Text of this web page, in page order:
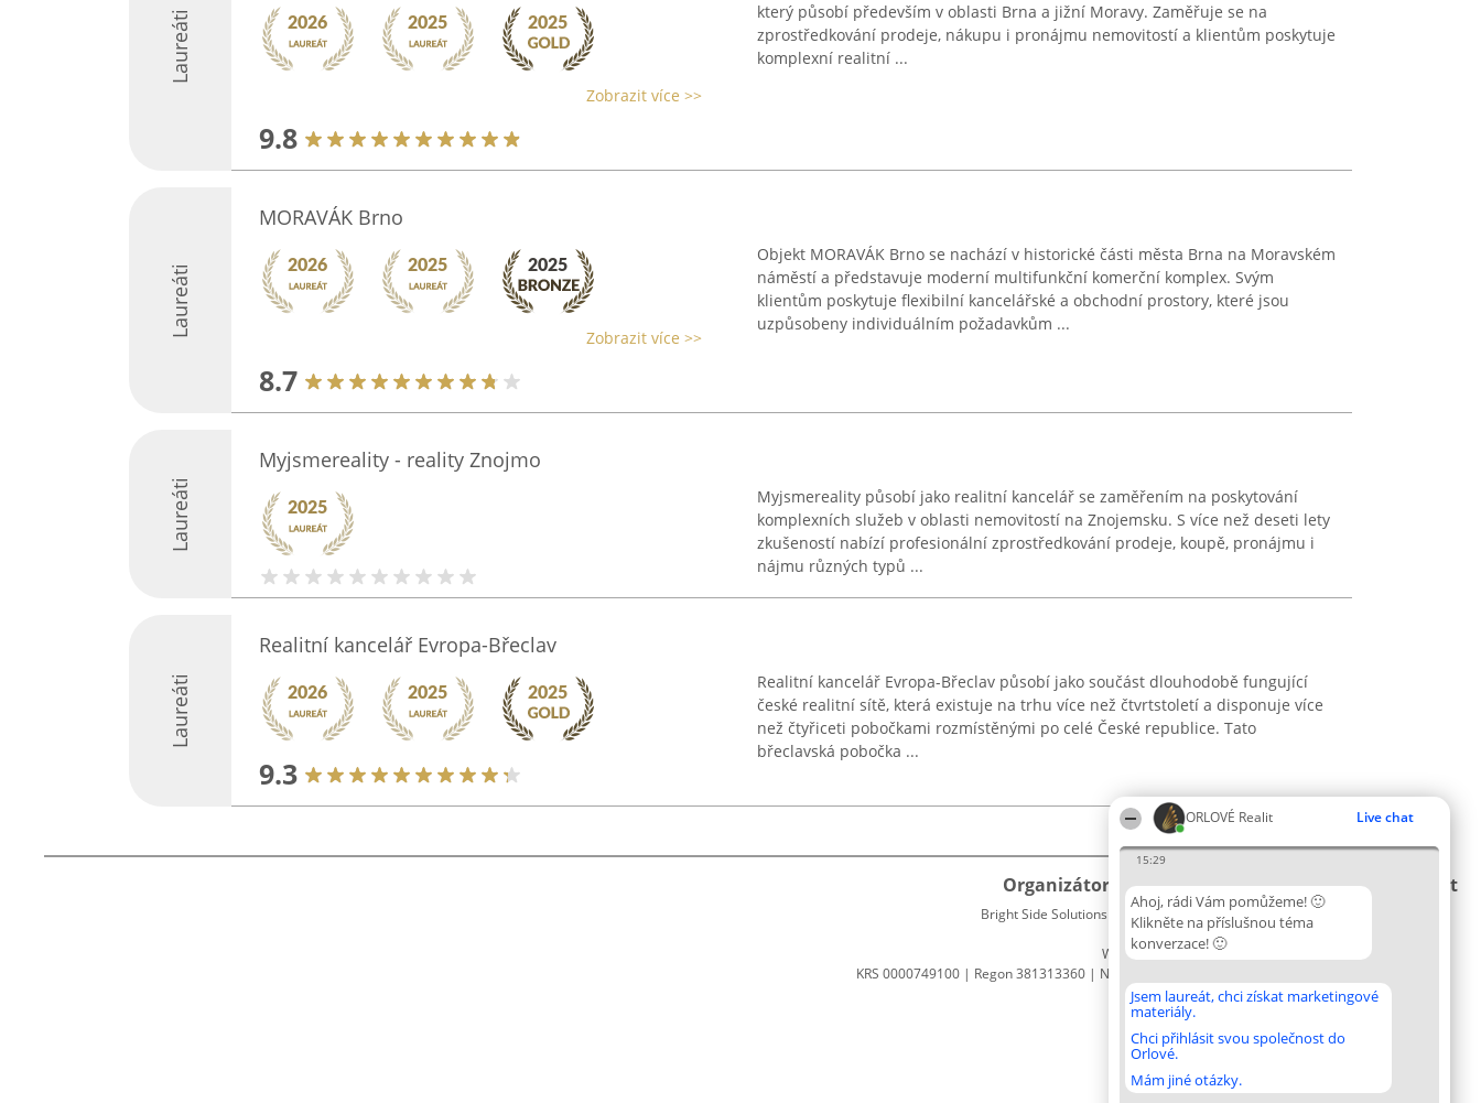
ORLOVÉ Realit Live chat
15:29
Ahoj, rádi Vám pomůžeme! 🙂
Klikněte na příslušnou téma
konverzace! 🙂
Jsem laureát, chci získat marketingové
materiály.
Chci přihlásit svou společnost do
Orlové.
Mám jiné otázky.
Laureáti
Zobrazit více >>
9.8
který působí především v oblasti Brna a jižní Moravy. Zaměřuje se na
zprostředkování prodeje, nákupu i pronájmu nemovitostí a klientům poskytuje
komplexní realitní ...
Laureáti
MORAVÁK Brno
Zobrazit více >>
8.7
Objekt MORAVÁK Brno se nachází v historické části města Brna na Moravském
náměstí a představuje moderní multifunkční komerční komplex. Svým
klientům poskytuje flexibilní kancelářské a obchodní prostory, které jsou
uzpůsobeny individuálním požadavkům ...
Laureáti
Myjsmereality - reality Znojmo
Myjsmereality působí jako realitní kancelář se zaměřením na poskytování
komplexních služeb v oblasti nemovitostí na Znojemsku. S více než deseti lety
zkušeností nabízí profesionální zprostředkování prodeje, koupě, pronájmu i
nájmu různých typů ...
Laureáti
Realitní kancelář Evropa-Břeclav
9.3
Realitní kancelář Evropa-Břeclav působí jako součást dlouhodobě fungující
české realitní sítě, která existuje na trhu více než čtvrtstoletí a disponuje více
než čtyřiceti pobočkami rozmístěnými po celé České republice. Tato
břeclavská pobočka ...
Organizátor hlasování
Bright Side Solutions sp. z o. o. sp. k.
ul. Ruska 22
Wrocław 50-079
KRS 0000749100 | Regon 381313360 | NIP 8943132676
Plebiscyt
Vítězové
Seznam
Zásady
Zásady
ochrany
údajů
Kontakt